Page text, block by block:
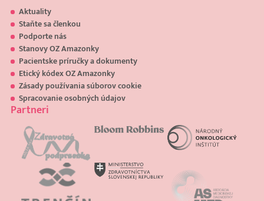
Aktuality
Staňte sa členkou
Podporte nás
Stanovy OZ Amazonky
Pacientske príručky a dokumenty
Etický kódex OZ Amazonky
Zásady používania súborov cookie
Spracovanie osobných údajov
Partneri